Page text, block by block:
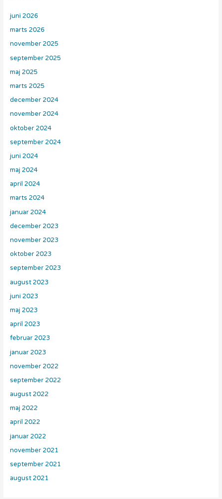
juni 2026
marts 2026
november 2025
september 2025
maj 2025
marts 2025
december 2024
november 2024
oktober 2024
september 2024
juni 2024
maj 2024
april 2024
marts 2024
januar 2024
december 2023
november 2023
oktober 2023
september 2023
august 2023
juni 2023
maj 2023
april 2023
februar 2023
januar 2023
november 2022
september 2022
august 2022
maj 2022
april 2022
januar 2022
november 2021
september 2021
august 2021